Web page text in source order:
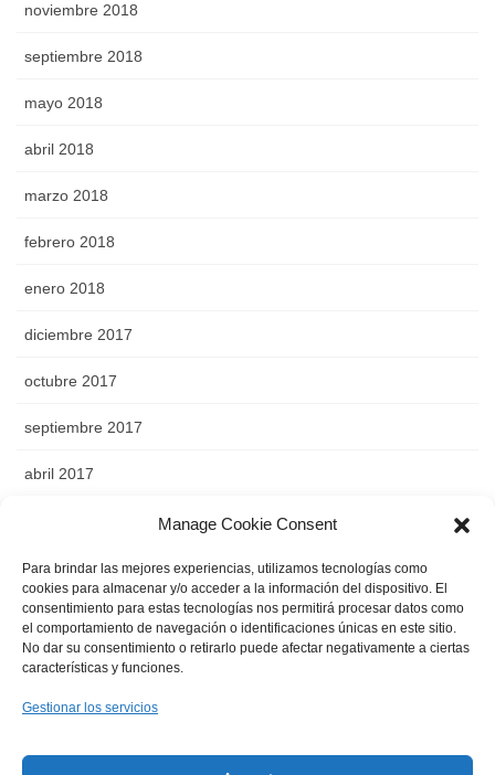
Manage Cookie Consent
Para brindar las mejores experiencias, utilizamos tecnologías como
cookies para almacenar y/o acceder a la información del dispositivo. El
consentimiento para estas tecnologías nos permitirá procesar datos como
el comportamiento de navegación o identificaciones únicas en este sitio.
No dar su consentimiento o retirarlo puede afectar negativamente a ciertas
características y funciones.
Gestionar los servicios
noviembre 2018
septiembre 2018
mayo 2018
abril 2018
marzo 2018
febrero 2018
enero 2018
diciembre 2017
octubre 2017
septiembre 2017
abril 2017
octubre 2016
septiembre 2016
agosto 2016
abril 2016
agosto 2015